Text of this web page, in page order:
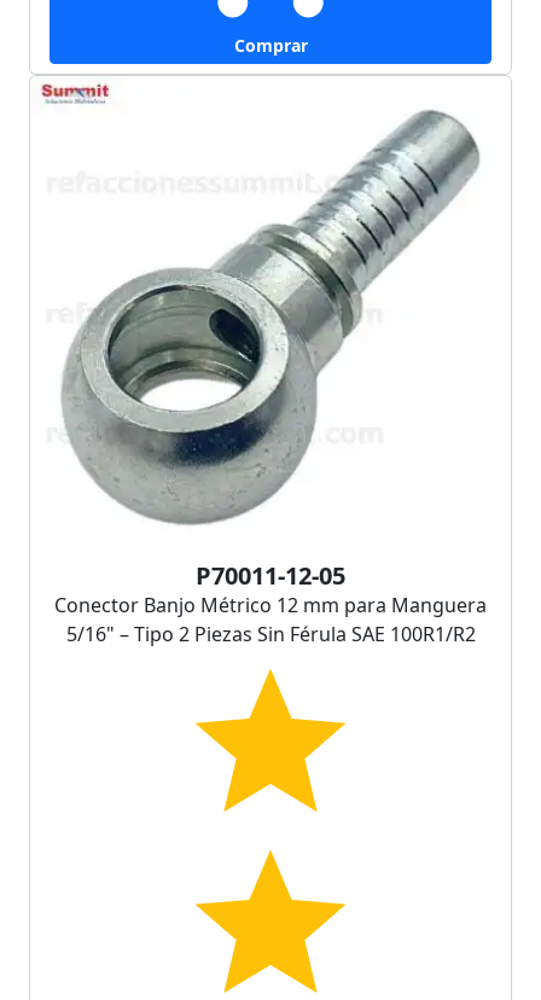
Comprar
P70011-12-05
Conector Banjo Métrico 12 mm para Manguera
5/16" – Tipo 2 Piezas Sin Férula SAE 100R1/R2